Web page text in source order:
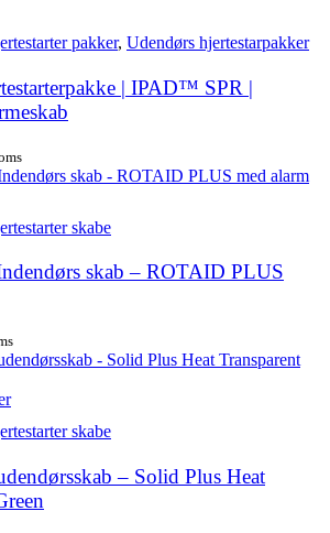
pakker, Udendørs hjertestarpakker
| IPAD™ SPR |
skabe
skab – ROTAID PLUS
Dette
har
varianter.
Mulighederne
skabe
– Solid Plus Heat